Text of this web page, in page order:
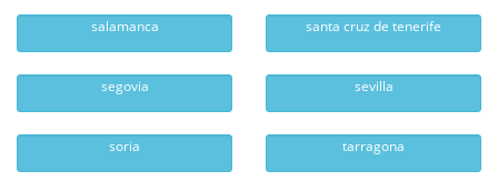
salamanca santa cruz de tenerife
segovia sevilla
soria tarragona